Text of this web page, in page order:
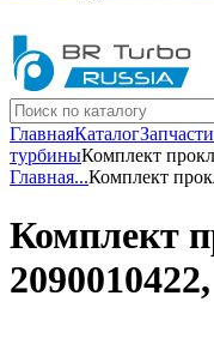
ГлавнаяКаталог
турбиныКомплект
Главная...Комплект
Комплект